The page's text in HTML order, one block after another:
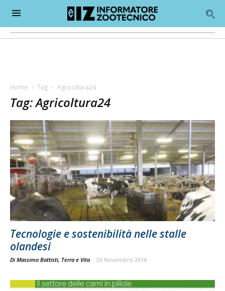
Home Tag Agricoltura24
Tag: Agricoltura24
Tecnologie e sostenibilità nelle stalle
olandesi
Di Massimo Battisti, Terra e Vita - 26 Novembre 2014